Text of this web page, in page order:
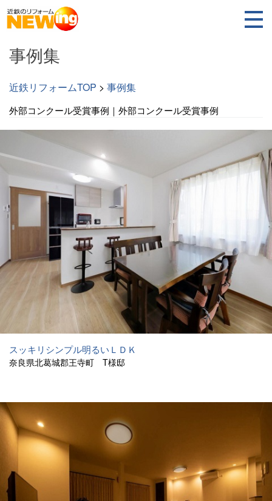
事例集
近鉄リフォームTOP > 事例集
外部コンクール受賞事例｜外部コンクール受賞事例
スッキリシンプル明るいＬＤＫ
奈良県北葛城郡王寺町 T様邸